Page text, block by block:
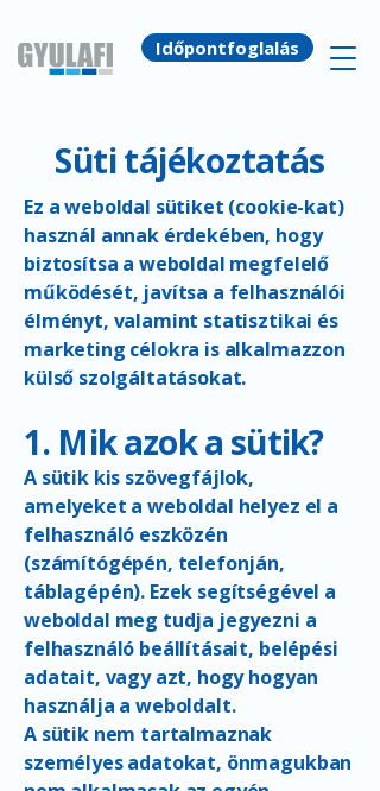
Időpontfoglalás
Süti tájékoztatás
Ez a weboldal sütiket (cookie-kat)
használ annak érdekében, hogy
biztosítsa a weboldal megfelelő
működését, javítsa a felhasználói
élményt, valamint statisztikai és
marketing célokra is alkalmazzon
külső szolgáltatásokat.
1. Mik azok a sütik?
A sütik kis szövegfájlok,
amelyeket a weboldal helyez el a
felhasználó eszközén
(számítógépén, telefonján,
táblagépén). Ezek segítségével a
weboldal meg tudja jegyezni a
felhasználó beállításait, belépési
adatait, vagy azt, hogy hogyan
használja a weboldalt.
A sütik nem tartalmaznak
személyes adatokat, önmagukban